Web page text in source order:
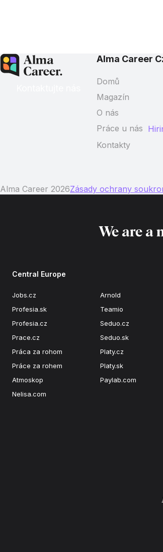
Alma Career
Domů
Magazín
O nás
Práce u nás
Kontakty
Alma Career 2026Zásady ochrany
We are a
Central Europe
Jobs.cz
Profesia.sk
Profesia.cz
Prace.cz
Práca za rohom
Práce za rohem
Atmoskop
Nelisa.com
Arnold
Teamio
Seduo.cz
Seduo.sk
Platy.cz
Platy.sk
Paylab.com